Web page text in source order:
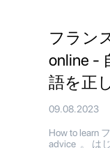
フラン
online -
語を正
09.08.2023
How to learn
advice 。 は